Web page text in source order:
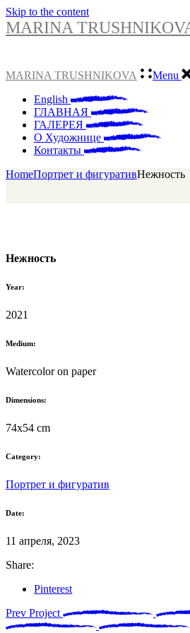
Skip to the content
MARINA
MARINA TRUSHNIKOVA Menu
English
ГЛАВНАЯ
ГАЛЕРЕЯ
О Художнице
Контакты
HomeПортрет и фигуративНежность
Нежность
Year:
2021
Medium:
Watercolor on paper
Dimensions:
74x54 cm
Category:
Портрет и фигуратив
Date:
11 апреля, 2023
Share:
Pinterest
Prev Project